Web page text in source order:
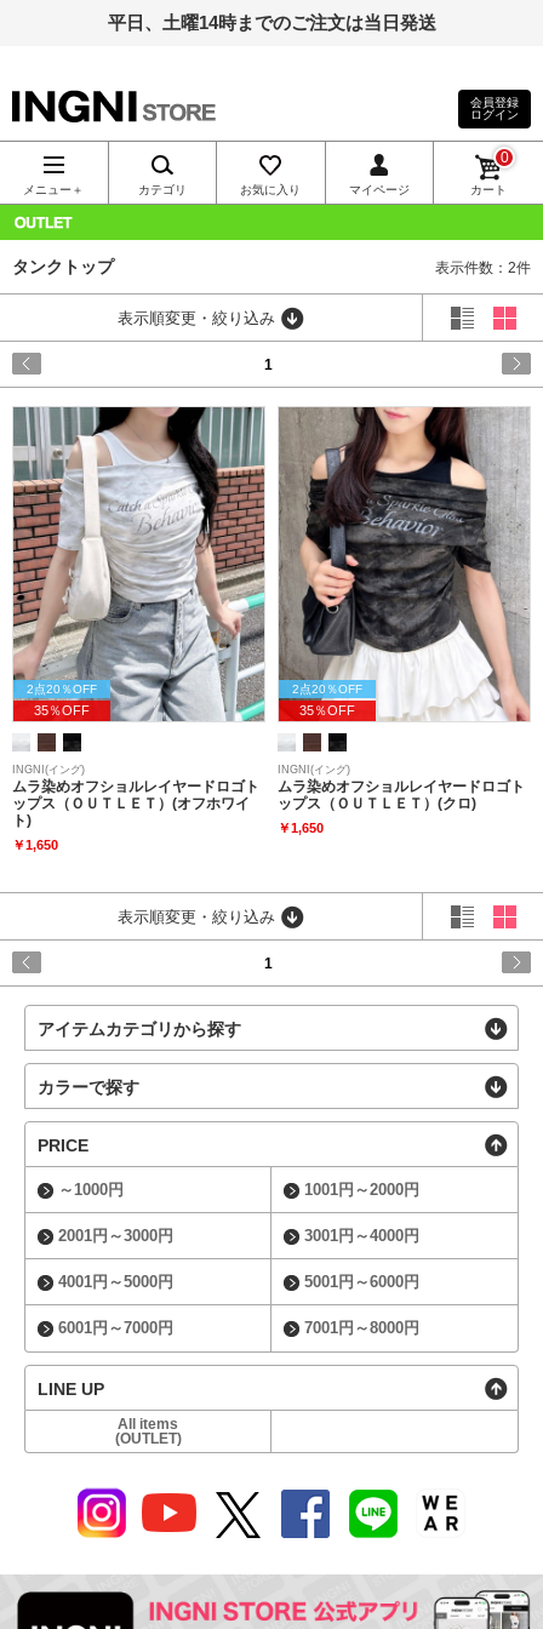
平日、土曜14時までのご注文は当日発送
INGNI（イン
グ）公式通
販｜INGNI
STORE
会員登録
ログイン
メニュー＋ カテゴリ お気に入り マイページ カート
0
タンクトップ 表示件数：2件
表示順変更・絞り込み
1
2点20％OFF
35％OFF
INGNI(イング)
ムラ染めオフショルレイヤードロゴト
ップス（ＯＵＴＬＥＴ）(オフホワイ
ト)
￥1,650
2点20％OFF
35％OFF
INGNI(イング)
ムラ染めオフショルレイヤードロゴト
ップス（ＯＵＴＬＥＴ）(クロ)
￥1,650
表示順変更・絞り込み
1
アイテムカテゴリから探す
カラーで探す
PRICE
～1000円 1001円～2000円
2001円～3000円 3001円～4000円
4001円～5000円 5001円～6000円
6001円～7000円 7001円～8000円
LINE UP
All items
(OUTLET)